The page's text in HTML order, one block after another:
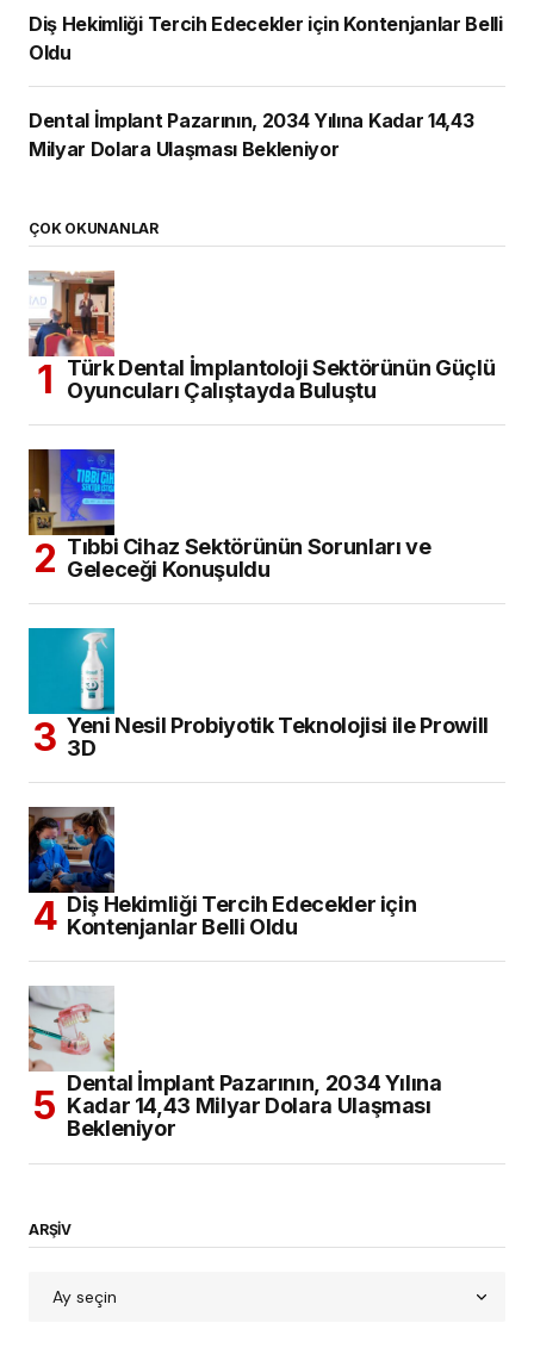
Diş Hekimliği Tercih Edecekler için Kontenjanlar Belli
Oldu
Dental İmplant Pazarının, 2034 Yılına Kadar 14,43
Milyar Dolara Ulaşması Bekleniyor
ÇOK OKUNANLAR
Türk Dental İmplantoloji Sektörünün Güçlü
Oyuncuları Çalıştayda Buluştu
Tıbbi Cihaz Sektörünün Sorunları ve
Geleceği Konuşuldu
Yeni Nesil Probiyotik Teknolojisi ile Prowill
3D
Diş Hekimliği Tercih Edecekler için
Kontenjanlar Belli Oldu
Dental İmplant Pazarının, 2034 Yılına
Kadar 14,43 Milyar Dolara Ulaşması
Bekleniyor
ARŞİV